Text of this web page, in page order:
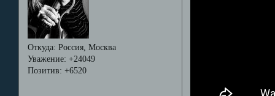
Откуда: Россия, Москва
Уважение: +24049
Позитив: +6520